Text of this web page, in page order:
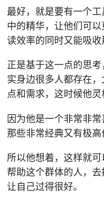
最好，就是要有一个
中的精华，让他们可
读效率的同时又能吸收
正是基于这一点的思
实身边很多人都存在
点和需求，这时候他灵
因为他是一个非常非
那些非常经典又有极高
所以他想着，这样就
帮助这个群体的人，
让自己过得很好。